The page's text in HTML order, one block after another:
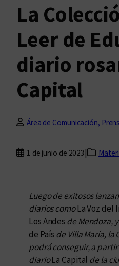
La
Leer de
diario
Capital
Área de Comunicación,
1 de junio de 2023 |
Luego de exitosos
diarios comoLa Voz del
Los Andes de Mendoza, y
de País de Villa María, la
podrá conseguir, a
diarioLa Capital de la